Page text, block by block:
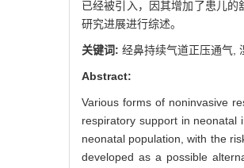
已经被引入，因其增加了患儿
研究进展进行综述。
关键词: 经鼻持续气道正压通气,
Abstract:
Various forms of noninvasive
respiratory support in neonatal
neonatal population, with the
developed as a possible